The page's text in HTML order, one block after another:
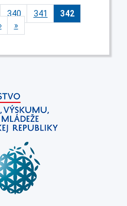
340 341
342
› »